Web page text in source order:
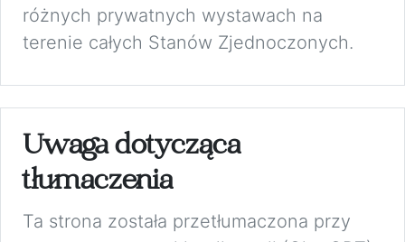
różnych prywatnych wystawach na
terenie całych Stanów Zjednoczonych.
Uwaga dotycząca
tłumaczenia
Ta strona została przetłumaczona przy